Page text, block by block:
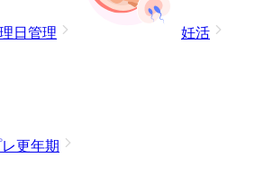
日管理 妊活
更年期